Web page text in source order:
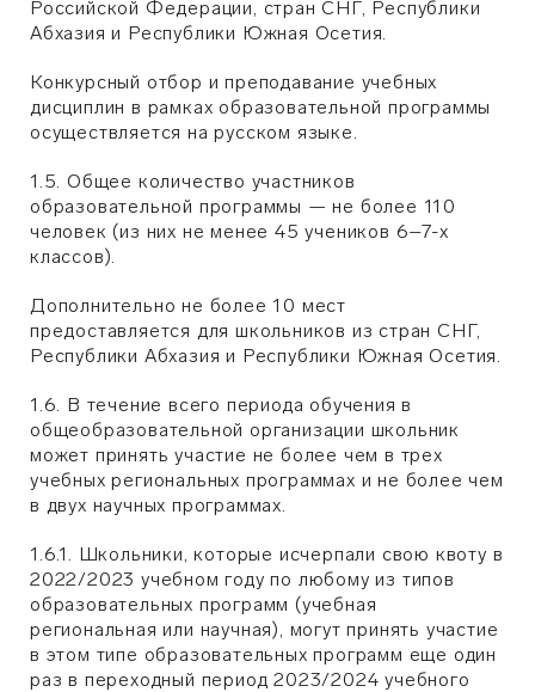
Российской Федерации, стран СНГ, Республики
Абхазия и Республики Южная Осетия.
Конкурсный отбор и преподавание учебных
дисциплин в рамках образовательной программы
осуществляется на русском языке.
1.5. Общее количество участников
образовательной программы — не более 110
человек (из них не менее 45 учеников 6–7-х
классов).
Дополнительно не более 10 мест
предоставляется для школьников из стран СНГ,
Республики Абхазия и Республики Южная Осетия.
1.6. В течение всего периода обучения в
общеобразовательной организации школьник
может принять участие не более чем в трех
учебных региональных программах и не более чем
в двух научных программах.
1.6.1. Школьники, которые исчерпали свою квоту в
2022/2023 учебном году по любому из типов
образовательных программ (учебная
региональная или научная), могут принять участие
в этом типе образовательных программ еще один
раз в переходный период 2023/2024 учебного